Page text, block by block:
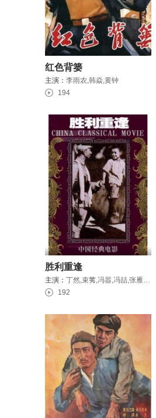
红色背篓
主演： 李雨农,韩焱,黄钟
194
胜利重逢
主演：
丁然,束荑,冯嚣,冯喆,张雁,凌云,束夷,杨梦昶,范正刚,江雨声,齐衡
192